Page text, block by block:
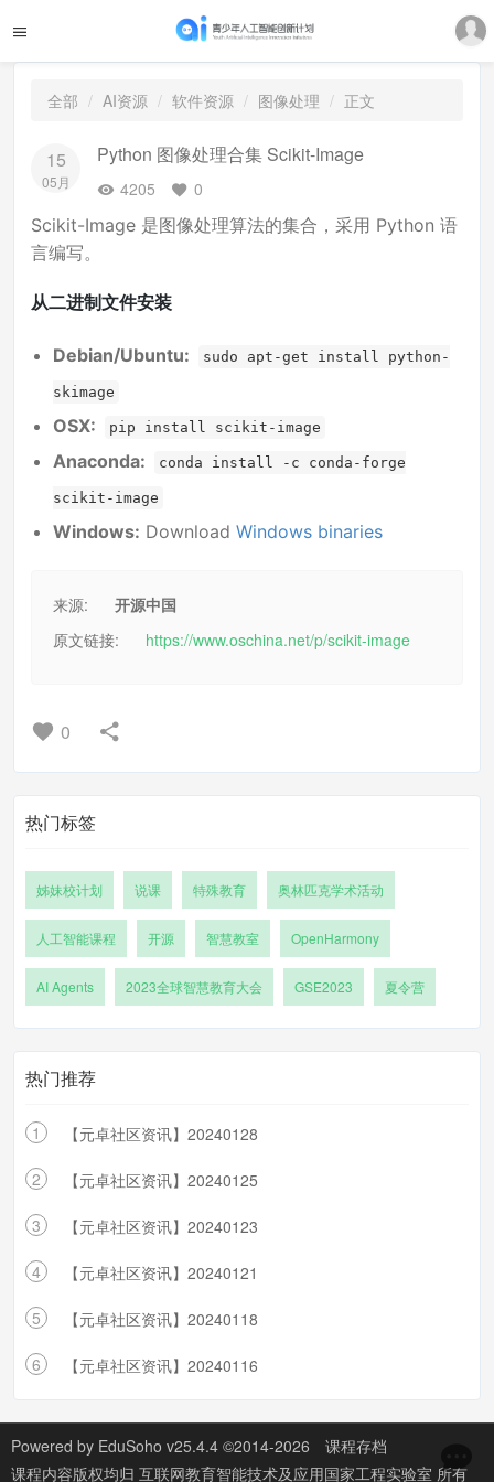
全部 AI资源 软件资源 图像处理 正文
15
05月
Python 图像处理合集 Scikit-Image
4205
0
Scikit-Image 是图像处理算法的集合，采用 Python 语
言编写。
从二进制文件安装
Debian/Ubuntu: sudo apt-get install python-
skimage
OSX: pip install scikit-image
Anaconda: conda install -c conda-forge
scikit-image
Windows: Download Windows binaries
来源:
开源中国
原文链接:
https://www.oschina.net/p/scikit-image
0
热门标签
姊妹校计划 说课 特殊教育 奥林匹克学术活动
人工智能课程 开源 智慧教室 OpenHarmony
AI Agents 2023全球智慧教育大会 GSE2023 夏令营
热门推荐
1 【元卓社区资讯】20240128
2 【元卓社区资讯】20240125
3 【元卓社区资讯】20240123
4 【元卓社区资讯】20240121
5 【元卓社区资讯】20240118
6 【元卓社区资讯】20240116
Powered by EduSoho v25.4.4 ©2014-2026
课程存档
课程内容版权均归 互联网教育智能技术及应用国家工程实验室 所有